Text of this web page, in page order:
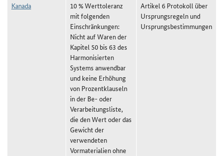
Kanada
10 % Werttoleranz
mit folgenden
Einschränkungen:
Nicht auf Waren der
Kapitel 50 bis 63 des
Harmonisierten
Systems anwendbar
und keine Erhöhung
von Prozentklauseln
in der Be- oder
Verarbeitungsliste,
die den Wert oder das
Gewicht der
verwendeten
Vormaterialien ohne
Artikel 6 Protokoll über
Ursprungsregeln und
Ursprungsbestimmungen